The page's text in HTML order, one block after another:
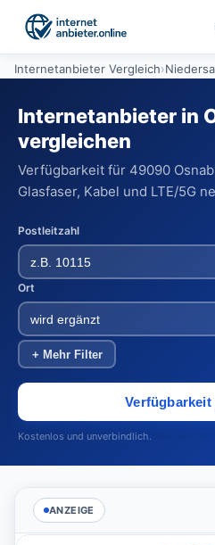
Internetanbieter Vergleich›
Internetanbieter in
vergleichen
Verfügbarkeit für 49090
Glasfaser, Kabel und LTE/5G
Postleitzahl
Ort
+ Mehr Filter
Kostenlos und unverbindlich.
ANZEIGE